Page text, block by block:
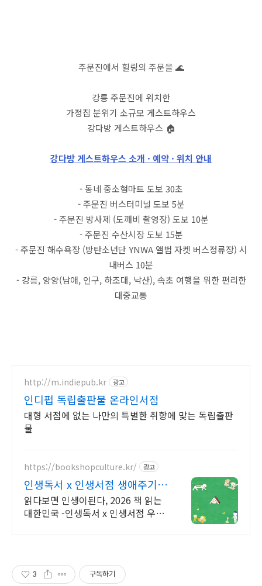
주문진에서 힐링의 주문을 🌊
강릉 주문진에 위치한
가정집 분위기 소규모 게스트하우스
강다방 게스트하우스 🏠
강다방 게스트하우스 소개 · 예약 · 위치 안내
- 동네 중소형마트 도보 30초
- 주문진 버스터미널 도보 5분
- 주문진 방사제 (도깨비 촬영장) 도보 10분
- 주문진 수산시장 도보 15분
- 주문진 해수욕장 (방탄소년단 YNWA 앨범 자켓 버스정류장) 시
내버스 10분
- 강릉, 양양(남애, 인구, 하조대, 낙산), 속초 여행을 위한 편리한
대중교통
http://m.indiepub.kr 광고
인디펍 독립출판물 온라인서점
대형 서점에 없는 나만의 특별한 취향에 맞는 독립출판
물
https://bookshopculture.kr/ 광고
인생독서 x 인생서점 생애주기
별 독서문화활동
읽다보면 인생이된다, 2026 책 읽는
대한민국 -인생독서 x 인생서점 우리
3 구독하기